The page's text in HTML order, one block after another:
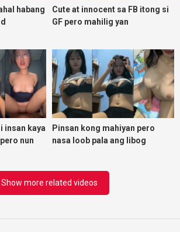
habang
Cute at innocent sa FB itong si
GF pero mahilig yan
insan kaya
nun
Pinsan kong mahiyan pero
nasa loob pala ang libog
Show more related videos